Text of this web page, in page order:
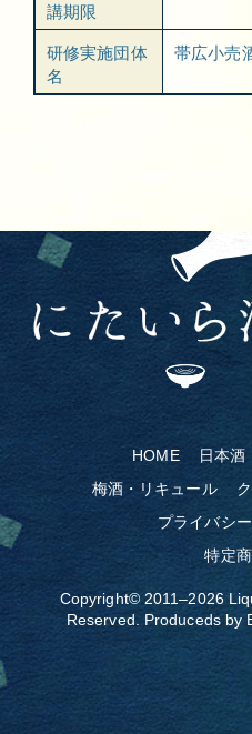
講期限
研修実施団体
名
帯広小売
HOME 日本酒
梅酒・リキュール
プライバシ
特定
Copyright© 2011–2026
Reserved. Produceds by